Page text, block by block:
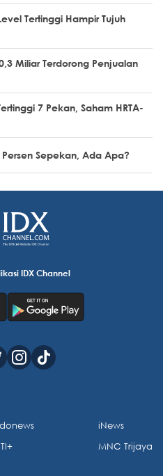
Tertinggi Hampir Tujuh
Miliar Terdorong Penjualan
7 Pekan, Saham HRTA-
Sepekan, Ada Apa?
IDX Channel
iNews
MNC Trijaya